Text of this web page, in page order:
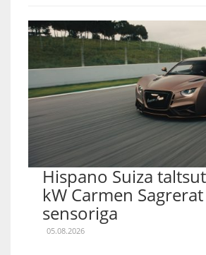
Hispano Suiza
kW Carmen
sensoriga
05.08.2026